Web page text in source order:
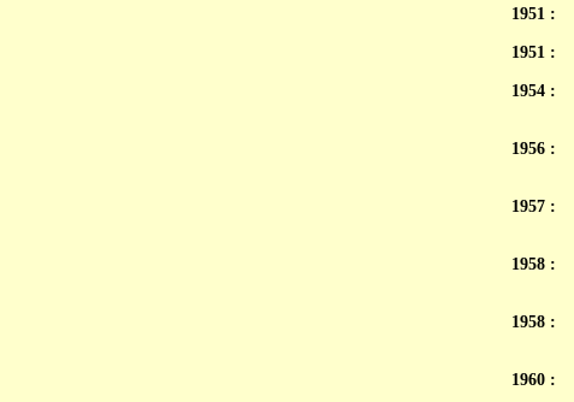
1951 :
1951 :
1954 :
1956 :
1957 :
1958 :
1958 :
1960 :